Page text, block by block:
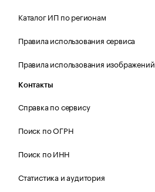
Каталог ИП по регионам
Правила использования сервиса
Правила использования изображений
Контакты
Справка по сервису
Поиск по ОГРН
Поиск по ИНН
Статистика и аудитория